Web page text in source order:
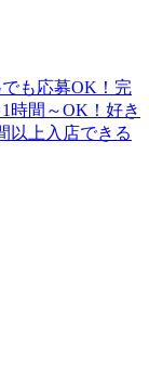
も応募OK！完
時間～OK！好き
以上入店できる